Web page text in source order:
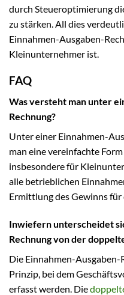
durch Steueroptimierung
zu stärken. All dies
Einnahmen-Ausgaben-
Kleinunternehmer ist.
FAQ
Was versteht man unter
Rechnung?
Unter einer Einnahmen-
man eine vereinfachte
insbesondere für
alle betrieblichen
Ermittlung des Gewinns für
Inwiefern unterscheidet
Rechnung von der
Die Einnahmen-Ausgaben-
Prinzip, bei dem
erfasst werden. Die